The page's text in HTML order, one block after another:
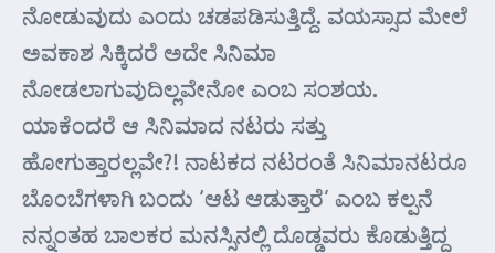
ನೋಡುವುದು ಎಂದು ಚಡಪಡಿಸುತ್ತಿದ್ದೆ. ವಯಸ್ಸಾದ ಮೇಲೆ
ಅವಕಾಶ ಸಿಕ್ಕಿದರೆ ಅದೇ ಸಿನಿಮಾ
ನೋಡಲಾಗುವುದಿಲ್ಲವೇನೋ ಎಂಬ ಸಂಶಯ.
ಯಾಕೆಂದರೆ ಆ ಸಿನಿಮಾದ ನಟರು ಸತ್ತು
ಹೋಗುತ್ತಾರಲ್ಲವೇ?! ನಾಟಕದ ನಟರಂತೆ ಸಿನಿಮಾನಟರೂ
ಬೊಂಬೆಗಳಾಗಿ ಬಂದು ‘ಆಟ ಆಡುತ್ತಾರೆ’ ಎಂಬ ಕಲ್ಪನೆ
ನನ್ನಂತಹ ಬಾಲಕರ ಮನಸ್ಸಿನಲ್ಲಿ ದೊಡ್ಡವರು ಕೊಡುತ್ತಿದ್ದ